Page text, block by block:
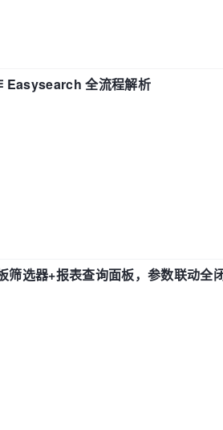
Easysearch 全流程解析
选器+报表查询面板，参数联动全